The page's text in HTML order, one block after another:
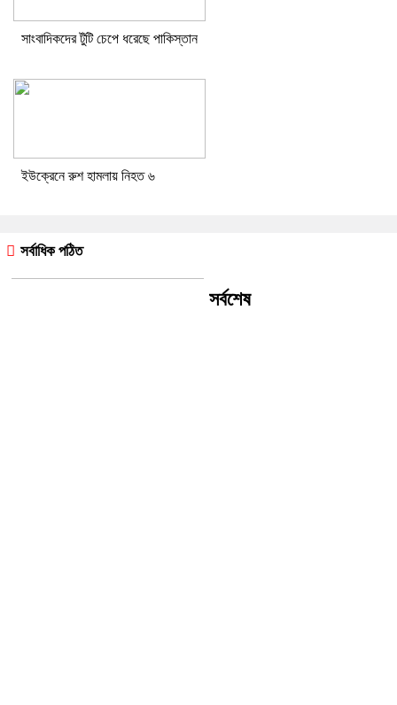
সাংবাদিকদের টুঁটি চেপে ধরেছে পাকিস্তান
ইউক্রেনে রুশ হামলায় নিহত ৬
সর্বাধিক পঠিত
সর্বশেষ